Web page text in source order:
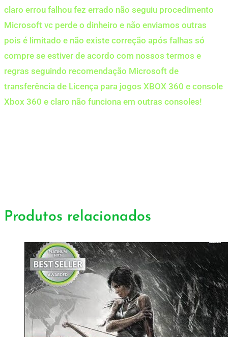
claro errou falhou fez errado não seguiu procedimento
Microsoft vc perde o dinheiro e não enviamos outras
pois é limitado e não existe correção após falhas só
compre se estiver de acordo com nossos termos e
regras seguindo recomendação Microsoft de
transferência de Licença para jogos XBOX 360 e console
Xbox 360 e claro não funciona em outras consoles!
Produtos relacionados